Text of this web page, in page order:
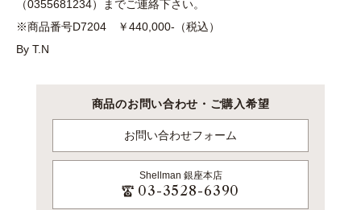
（0355681234）までご連絡下さい。
※商品番号D7204 ￥440,000-（税込）
By T.N
商品のお問い合わせ・ご購入希望
お問い合わせフォーム
Shellman 銀座本店
03-3528-6390